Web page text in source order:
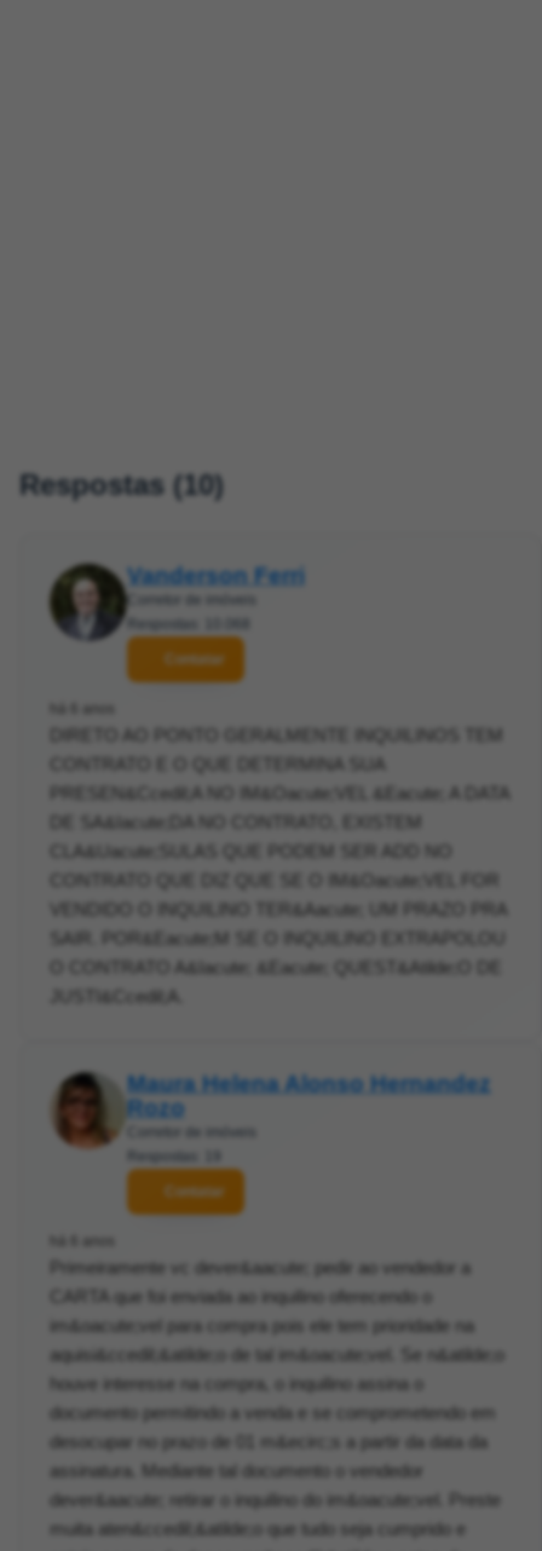
Respostas (10)
Vanderson Ferri
Contatar
DIRETO AO PONTO GERALMENTE INQUILINOS TEM
CONTRATO E O QUE DETERMINA SUA
PRESEN&Ccedil;A NO IM&Oacute;VEL &Eacute; A DATA
DE SA&Iacute;DA NO CONTRATO, EXISTEM
CLA&Uacute;SULAS QUE PODEM SER ADD NO
CONTRATO QUE DIZ QUE SE O IM&Oacute;VEL FOR
VENDIDO O INQUILINO TER&Aacute; UM PRAZO PRA
SAIR. POR&Eacute;M SE O INQUILINO EXTRAPOLOU
O CONTRATO A&Iacute; &Eacute; QUEST&Atilde;O DE
JUSTI&Ccedil;A.
Maura Helena Alonso Hernandez
Rozo
Contatar
Primeiramente vc dever&aacute; pedir ao vendedor a
CARTA que foi enviada ao inquilino oferecendo o
im&oacute;vel para compra pois ele tem prioridade na
aquisi&ccedil;&atilde;o de tal im&oacute;vel. Se n&atilde;o
houve interesse na compra, o inquilino assina o
documento permitindo a venda e se comprometendo em
desocupar no prazo de 01 m&ecirc;s a partir da data da
assinatura. Mediante tal documento o vendedor
dever&aacute; retirar o inquilino do im&oacute;vel. Preste
muita aten&ccedil;&atilde;o que tudo seja cumprido e